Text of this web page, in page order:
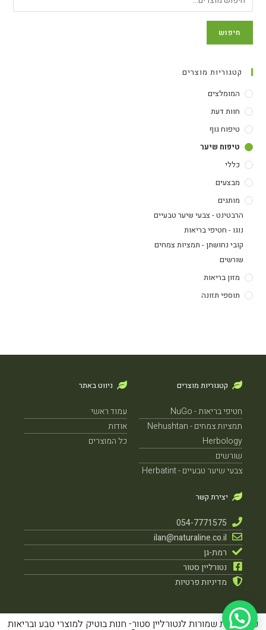
חיפוש
קטגוריות מוצרים
המומלצים
חוות דעת
טיפוח גוף
טיפוח שיער
כללי
מבצעים
מותגים
הרבטינט - צבעי שיער טבעיים
נוגו - חטיפי בריאות
קובי נחושתן - תמציות צמחים
שורשים
מזון בריאות
תוספי תזונה
קטגוריות מוצרים
חטיפי בריאות - NuGo
תמציות צמחים - Nehushtan
Herbology
שורשים
צבעי שיער טבעיים - Herbatint
ניווט באתר
עמוד ראשי
אודות
כל המוצרים
יצירת קשר
054-7771575
ilan@naturaline.co.il
רמת-גן
נטורליין סטור
מדיניות פרטיות
כל הזכויות שמורות לנטורליין סטור- חנות בוטיק למוצרי טבע ובריאות